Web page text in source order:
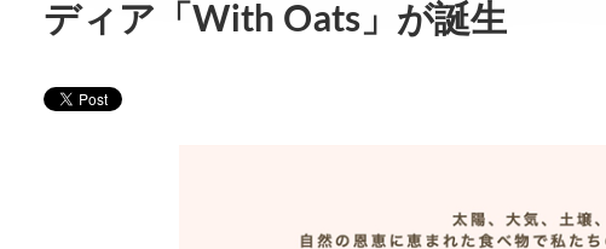
ディア「With Oats」が誕生